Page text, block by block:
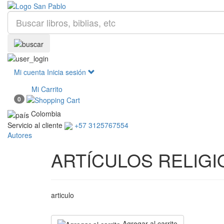
Mi cuenta Inicia sesión
Mi Carrito
0
Colombia
Servicio al cliente
+57 3125767554
Autores
ARTÍCULOS
articulo